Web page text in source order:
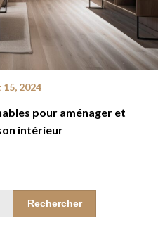
2024
pour aménager et
intérieur